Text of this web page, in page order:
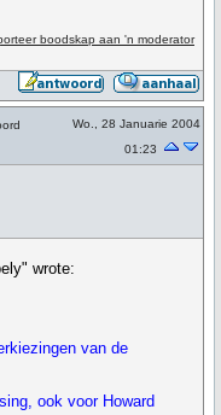
boodskap aan 'n moderator
Wo., 28 Januarie 2004
01:23
wrote:
van de
ook voor Howard